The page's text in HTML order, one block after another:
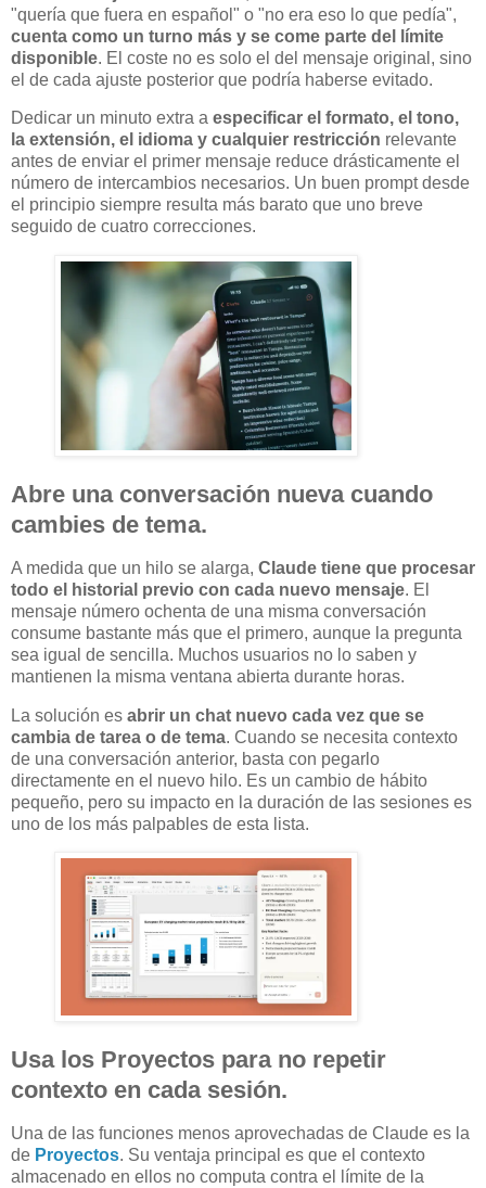
"quería que fuera en español" o "no era eso lo que pedía",
cuenta como un turno más y se come parte del límite
disponible. El coste no es solo el del mensaje original, sino
el de cada ajuste posterior que podría haberse evitado.
Dedicar un minuto extra a especificar el formato, el tono,
la extensión, el idioma y cualquier restricción relevante
antes de enviar el primer mensaje reduce drásticamente el
número de intercambios necesarios. Un buen prompt desde
el principio siempre resulta más barato que uno breve
seguido de cuatro correcciones.
Abre una conversación nueva cuando
cambies de tema.
A medida que un hilo se alarga, Claude tiene que procesar
todo el historial previo con cada nuevo mensaje. El
mensaje número ochenta de una misma conversación
consume bastante más que el primero, aunque la pregunta
sea igual de sencilla. Muchos usuarios no lo saben y
mantienen la misma ventana abierta durante horas.
La solución es abrir un chat nuevo cada vez que se
cambia de tarea o de tema. Cuando se necesita contexto
de una conversación anterior, basta con pegarlo
directamente en el nuevo hilo. Es un cambio de hábito
pequeño, pero su impacto en la duración de las sesiones es
uno de los más palpables de esta lista.
Usa los Proyectos para no repetir
contexto en cada sesión.
Una de las funciones menos aprovechadas de Claude es la
de Proyectos. Su ventaja principal es que el contexto
almacenado en ellos no computa contra el límite de la